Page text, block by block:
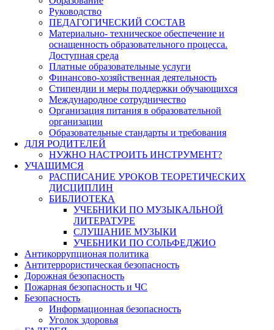
Руководство
ПЕДАГОГИЧЕСКИЙ СОСТАВ
Материально- техническое обеспечение и
оснащенность образовательного процесса.
Доступная среда
Платные образовательные услуги
Финансово-хозяйственная деятельность
Стипендии и меры поддержки обучающихся
Международное сотрудничество
Организация питания в образовательной
организации
Образовательные стандарты и требования
ДЛЯ РОДИТЕЛЕЙ
НУЖНО НАСТРОИТЬ ИНСТРУМЕНТ?
УЧАЩИМСЯ
РАСПИСАНИЕ УРОКОВ ТЕОРЕТИЧЕСКИХ
ДИСЦИПЛИН
БИБЛИОТЕКА
УЧЕБНИКИ ПО МУЗЫКАЛЬНОЙ
ЛИТЕРАТУРЕ
СЛУШАНИЕ МУЗЫКИ
УЧЕБНИКИ ПО СОЛЬФЕДЖИО
Антикоррупционая политика
Антитеррористическая безопасность
Дорожная безопасность
Пожарная безопасность и ЧС
Безопасность
Информационная безопасность
Уголок здоровья